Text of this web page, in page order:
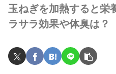
玉ねぎを加熱すると栄
ラサラ効果や体臭は？